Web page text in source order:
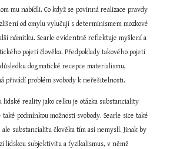
mu nabídli. Co když se povinná realizace pravdy
od omylu vylučují s determinismem mozkové
námitku. Searle evidentně reflektuje myšlení a
pojetí člověka. Předpoklady takového pojetí
dogmatické recepce materialismu,
přivádí problém svobody k neřešitelnosti.
lidské reality jako celku je otázka substanciality
podmínkou možnosti svobody. Searle sice také
substancialitu člověka tím asi nemyslí. Jinak by
lidskou subjektivitu a fyzikalismus, v němž